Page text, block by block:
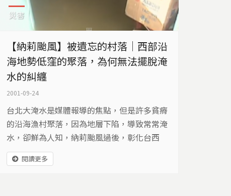
災害
【納莉颱風】被遺忘的村落｜西部沿
海地勢低窪的聚落，為何無法擺脫淹
水的糾纏
2001-09-24
台北大淹水是媒體報導的焦點，但是許多貧瘠
的沿海漁村聚落，因為地層下陷，導致常常淹
水，卻鮮為人知，納莉颱風過後，彰化台西
鄉、雲林五港村、嘉義圍潭村幾乎整座村莊、
人、學校、墳墓都浸泡在水中，它們就像被遺
閱讀更多